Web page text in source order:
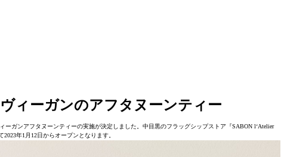
ィーガンのアフタヌーンティー
ガンアフタヌーンティーの実施が決定しました。中目黒のフラッグシップストア『SABON l‘Atelier
2023年1月12日からオープンとなります。